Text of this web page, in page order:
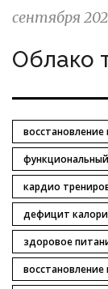
сентября
Облако
кардио
дефицит
здоровое